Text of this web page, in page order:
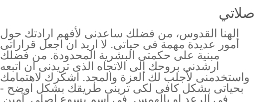
صلاتي
إلهنا القدوس، من فضلك ساعدنى لأفهم ارادتك حول
امور عديدة مهمة فى حياتى. لا اريد ان اجعل قراراتى
مبنية على حكمتى البشرية المحدودة. من فضلك
ارشدنى بروحك إلى الاتجاه الذى تريدنى ان اتبعه
واستخدمنى لأجلب لك العزة والمجد. اشكرك لاهتمامك
بحياتى بشكل كافى لكى ترينى طريقك بشكل اوضح -
في الرعد او بالهمس. في اسم يسوع اصلى. آمين.